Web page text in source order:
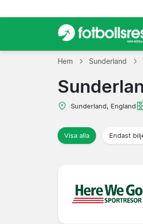
Hem Sunderland
Sunderland, England
Visa alla Endast